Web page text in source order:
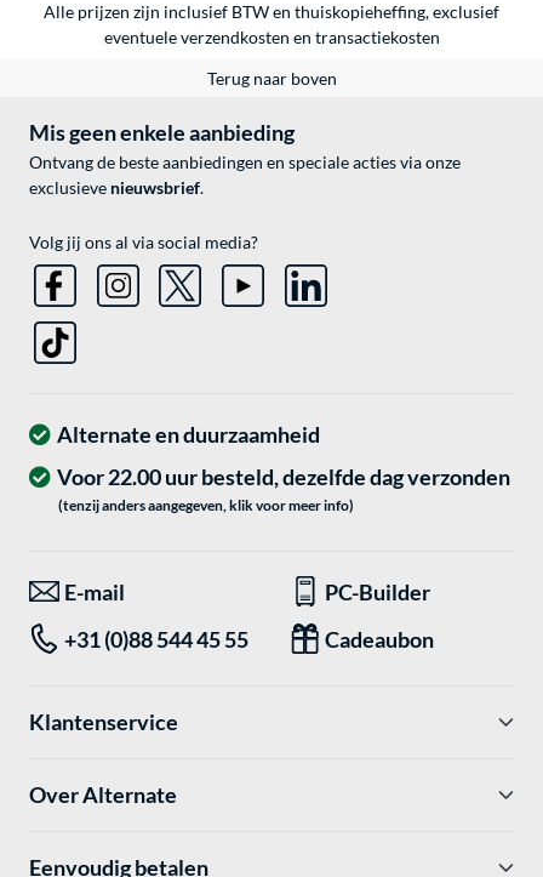
Alle prijzen zijn inclusief BTW en thuiskopieheffing, exclusief
eventueleverzendkosten en transactiekosten
Terug naar boven
Mis geen enkele aanbieding
Ontvang de beste aanbiedingen en speciale acties via onze
exclusieve nieuwsbrief.
Volg jij ons al via social media?
Alternate en duurzaamheid
Voor 22.00 uur besteld, dezelfde dag verzonden
(tenzij anders aangegeven, klik voor meer info)
E-mail
PC-Builder
+31 (0)88 544 45 55
Cadeaubon
Klantenservice
Over Alternate
Eenvoudig betalen